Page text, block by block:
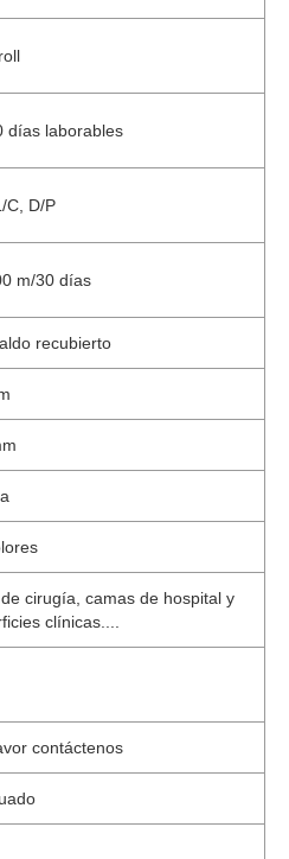
días laborables
C, D/P
m/30 días
recubierto
cirugía, camas de hospital y
clínicas....
contáctenos